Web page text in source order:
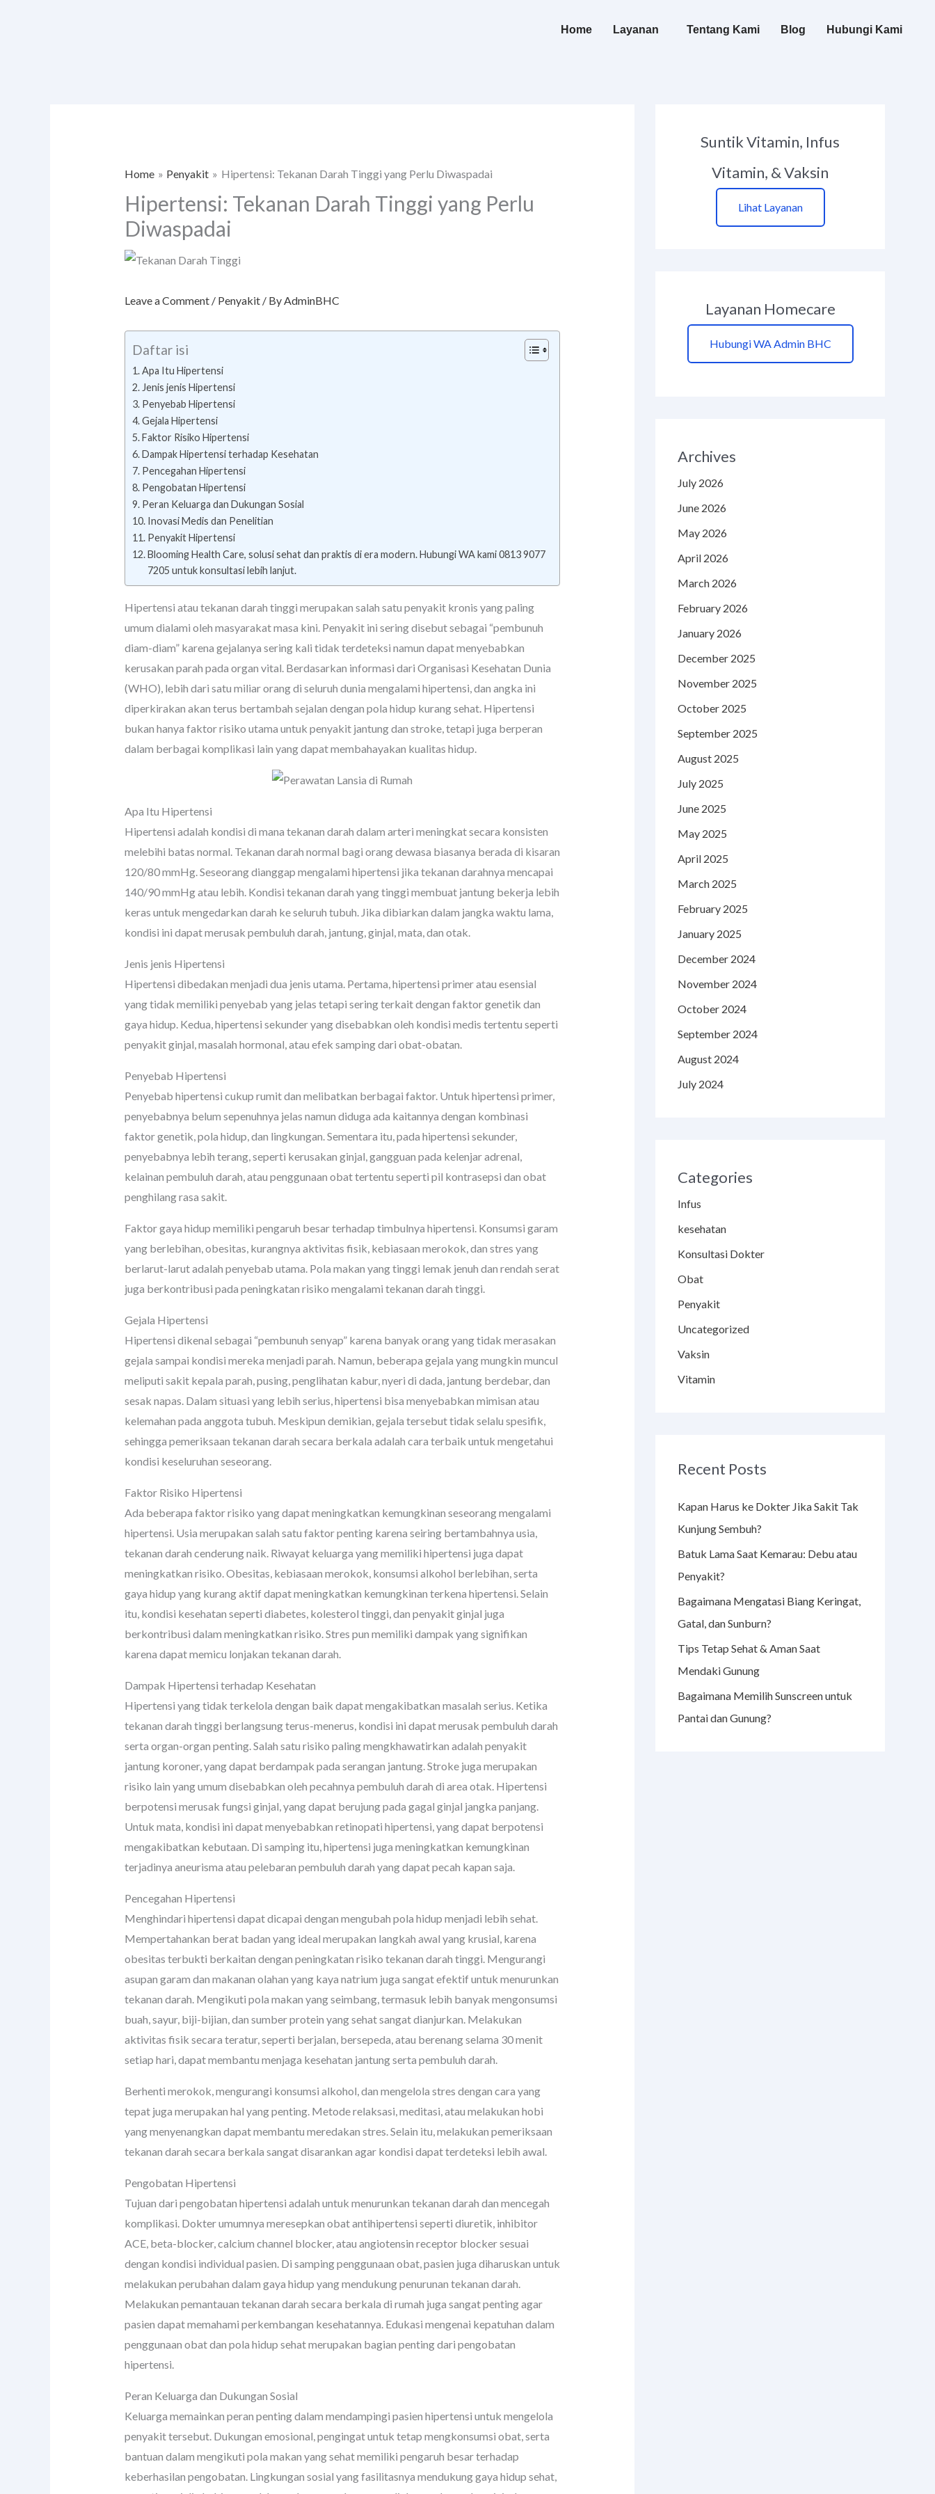
Home Layanan Tentang Kami Blog Hubungi Kami
Home Penyakit Hipertensi: Tekanan Darah Tinggi yang Perlu Diwaspadai
Hipertensi: Tekanan Darah Tinggi yang Perlu
Diwaspadai
Leave a Comment / Penyakit/ ByAdminBHC
Daftar isi
Apa Itu Hipertensi
Jenis jenis Hipertensi
Penyebab Hipertensi
Gejala Hipertensi
Faktor Risiko Hipertensi
Dampak Hipertensi terhadap Kesehatan
Pencegahan Hipertensi
Pengobatan Hipertensi
Peran Keluarga dan Dukungan Sosial
Inovasi Medis dan Penelitian
Penyakit Hipertensi
Blooming Health Care, solusi sehat dan praktis di era modern. Hubungi WA kami 0813 9077
7205 untuk konsultasi lebih lanjut.
Hipertensi atau tekanan darah tinggi merupakan salah satu penyakit kronis yang paling
umum dialami oleh masyarakat masa kini. Penyakit ini sering disebut sebagai “pembunuh
diam-diam” karena gejalanya sering kali tidak terdeteksi namun dapat menyebabkan
kerusakan parah pada organ vital. Berdasarkan informasi dari Organisasi Kesehatan Dunia
(WHO), lebih dari satu miliar orang di seluruh dunia mengalami hipertensi, dan angka ini
diperkirakan akan terus bertambah sejalan dengan pola hidup kurang sehat. Hipertensi
bukan hanya faktor risiko utama untuk penyakit jantung dan stroke, tetapi juga berperan
dalam berbagai komplikasi lain yang dapat membahayakan kualitas hidup.
Apa Itu Hipertensi
Hipertensi adalah kondisi di mana tekanan darah dalam arteri meningkat secara konsisten
melebihi batas normal. Tekanan darah normal bagi orang dewasa biasanya berada di kisaran
120/80 mmHg. Seseorang dianggap mengalami hipertensi jika tekanan darahnya mencapai
140/90 mmHg atau lebih. Kondisi tekanan darah yang tinggi membuat jantung bekerja lebih
keras untuk mengedarkan darah ke seluruh tubuh. Jika dibiarkan dalam jangka waktu lama,
kondisi ini dapat merusak pembuluh darah, jantung, ginjal, mata, dan otak.
Jenis jenis Hipertensi
Hipertensi dibedakan menjadi dua jenis utama. Pertama, hipertensi primer atau esensial
yang tidak memiliki penyebab yang jelas tetapi sering terkait dengan faktor genetik dan
gaya hidup. Kedua, hipertensi sekunder yang disebabkan oleh kondisi medis tertentu seperti
penyakit ginjal, masalah hormonal, atau efek samping dari obat-obatan.
Penyebab Hipertensi
Penyebab hipertensi cukup rumit dan melibatkan berbagai faktor. Untuk hipertensi primer,
penyebabnya belum sepenuhnya jelas namun diduga ada kaitannya dengan kombinasi
faktor genetik, pola hidup, dan lingkungan. Sementara itu, pada hipertensi sekunder,
penyebabnya lebih terang, seperti kerusakan ginjal, gangguan pada kelenjar adrenal,
kelainan pembuluh darah, atau penggunaan obat tertentu seperti pil kontrasepsi dan obat
penghilang rasa sakit.
Faktor gaya hidup memiliki pengaruh besar terhadap timbulnya hipertensi. Konsumsi garam
yang berlebihan, obesitas, kurangnya aktivitas fisik, kebiasaan merokok, dan stres yang
berlarut-larut adalah penyebab utama. Pola makan yang tinggi lemak jenuh dan rendah serat
juga berkontribusi pada peningkatan risiko mengalami tekanan darah tinggi.
Gejala Hipertensi
Hipertensi dikenal sebagai “pembunuh senyap” karena banyak orang yang tidak merasakan
gejala sampai kondisi mereka menjadi parah. Namun, beberapa gejala yang mungkin muncul
meliputi sakit kepala parah, pusing, penglihatan kabur, nyeri di dada, jantung berdebar, dan
sesak napas. Dalam situasi yang lebih serius, hipertensi bisa menyebabkan mimisan atau
kelemahan pada anggota tubuh. Meskipun demikian, gejala tersebut tidak selalu spesifik,
sehingga pemeriksaan tekanan darah secara berkala adalah cara terbaik untuk mengetahui
kondisi keseluruhan seseorang.
Faktor Risiko Hipertensi
Ada beberapa faktor risiko yang dapat meningkatkan kemungkinan seseorang mengalami
hipertensi. Usia merupakan salah satu faktor penting karena seiring bertambahnya usia,
tekanan darah cenderung naik. Riwayat keluarga yang memiliki hipertensi juga dapat
meningkatkan risiko. Obesitas, kebiasaan merokok, konsumsi alkohol berlebihan, serta
gaya hidup yang kurang aktif dapat meningkatkan kemungkinan terkena hipertensi. Selain
itu, kondisi kesehatan seperti diabetes, kolesterol tinggi, dan penyakit ginjal juga
berkontribusi dalam meningkatkan risiko. Stres pun memiliki dampak yang signifikan
karena dapat memicu lonjakan tekanan darah.
Dampak Hipertensi terhadap Kesehatan
Hipertensi yang tidak terkelola dengan baik dapat mengakibatkan masalah serius. Ketika
tekanan darah tinggi berlangsung terus-menerus, kondisi ini dapat merusak pembuluh darah
serta organ-organ penting. Salah satu risiko paling mengkhawatirkan adalah penyakit
jantung koroner, yang dapat berdampak pada serangan jantung. Stroke juga merupakan
risiko lain yang umum disebabkan oleh pecahnya pembuluh darah di area otak. Hipertensi
berpotensi merusak fungsi ginjal, yang dapat berujung pada gagal ginjal jangka panjang.
Untuk mata, kondisi ini dapat menyebabkan retinopati hipertensi, yang dapat berpotensi
mengakibatkan kebutaan. Di samping itu, hipertensi juga meningkatkan kemungkinan
terjadinya aneurisma atau pelebaran pembuluh darah yang dapat pecah kapan saja.
Pencegahan Hipertensi
Menghindari hipertensi dapat dicapai dengan mengubah pola hidup menjadi lebih sehat.
Mempertahankan berat badan yang ideal merupakan langkah awal yang krusial, karena
obesitas terbukti berkaitan dengan peningkatan risiko tekanan darah tinggi. Mengurangi
asupan garam dan makanan olahan yang kaya natrium juga sangat efektif untuk menurunkan
tekanan darah. Mengikuti pola makan yang seimbang, termasuk lebih banyak mengonsumsi
buah, sayur, biji-bijian, dan sumber protein yang sehat sangat dianjurkan. Melakukan
aktivitas fisik secara teratur, seperti berjalan, bersepeda, atau berenang selama 30 menit
setiap hari, dapat membantu menjaga kesehatan jantung serta pembuluh darah.
Berhenti merokok, mengurangi konsumsi alkohol, dan mengelola stres dengan cara yang
tepat juga merupakan hal yang penting. Metode relaksasi, meditasi, atau melakukan hobi
yang menyenangkan dapat membantu meredakan stres. Selain itu, melakukan pemeriksaan
tekanan darah secara berkala sangat disarankan agar kondisi dapat terdeteksi lebih awal.
Pengobatan Hipertensi
Tujuan dari pengobatan hipertensi adalah untuk menurunkan tekanan darah dan mencegah
komplikasi. Dokter umumnya meresepkan obat antihipertensi seperti diuretik, inhibitor
ACE, beta-blocker, calcium channel blocker, atau angiotensin receptor blocker sesuai
dengan kondisi individual pasien. Di samping penggunaan obat, pasien juga diharuskan untuk
melakukan perubahan dalam gaya hidup yang mendukung penurunan tekanan darah.
Melakukan pemantauan tekanan darah secara berkala di rumah juga sangat penting agar
pasien dapat memahami perkembangan kesehatannya. Edukasi mengenai kepatuhan dalam
penggunaan obat dan pola hidup sehat merupakan bagian penting dari pengobatan
hipertensi.
Peran Keluarga dan Dukungan Sosial
Keluarga memainkan peran penting dalam mendampingi pasien hipertensi untuk mengelola
penyakit tersebut. Dukungan emosional, pengingat untuk tetap mengkonsumsi obat, serta
bantuan dalam mengikuti pola makan yang sehat memiliki pengaruh besar terhadap
keberhasilan pengobatan. Lingkungan sosial yang fasilitasnya mendukung gaya hidup sehat,
Suntik Vitamin, Infus
Vitamin, & Vaksin
Lihat Layanan
Layanan Homecare
Hubungi WA Admin BHC
Archives
July 2026
June 2026
May 2026
April 2026
March 2026
February 2026
January 2026
December 2025
November 2025
October 2025
September 2025
August 2025
July 2025
June 2025
May 2025
April 2025
March 2025
February 2025
January 2025
December 2024
November 2024
October 2024
September 2024
August 2024
July 2024
Categories
Infus
kesehatan
Konsultasi Dokter
Obat
Penyakit
Uncategorized
Vaksin
Vitamin
Recent Posts
Kapan Harus ke Dokter Jika Sakit Tak
Kunjung Sembuh?
Batuk Lama Saat Kemarau: Debu atau
Penyakit?
Bagaimana Mengatasi Biang Keringat,
Gatal, dan Sunburn?
Tips Tetap Sehat & Aman Saat
Mendaki Gunung
Bagaimana Memilih Sunscreen untuk
Pantai dan Gunung?